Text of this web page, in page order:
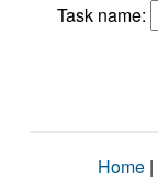
Task name:
Home |